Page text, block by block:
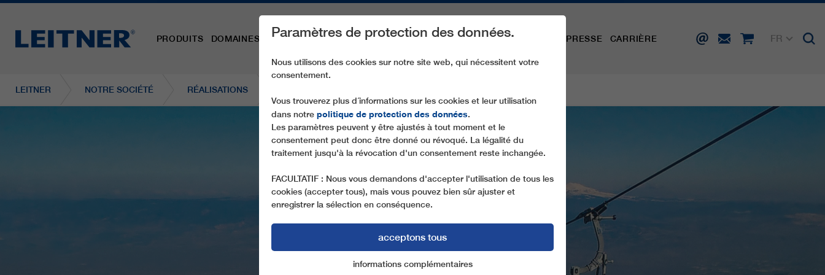
PRODUITS DOMAINES D´ACTIVITÉS PIÈCES DE RECHANGE SERVICE NOTRE SOCIÉTÉ PRESSE CARRIÈRE
FR
LEITNER NOTRE SOCIÉTÉ RÉALISATIONS
Paramètres de protection des données.
Nous utilisons des cookies sur notre site web, qui nécessitent votre
consentement.
Vous trouverez plus d´informations sur les cookies et leur utilisation
dans notre politique de protection des données.
Les paramètres peuvent y être ajustés à tout moment et le
consentement peut donc être donné ou révoqué. La légalité du
traitement jusqu'à la révocation d'un consentement reste inchangée.
FACULTATIF : Nous vous demandons d'accepter l'utilisation de tous les
cookies (accepter tous), mais vous pouvez bien sûr ajuster et
enregistrer la sélection en conséquence.
acceptons tous
cookies essentiels Marketing
informations complémentaires